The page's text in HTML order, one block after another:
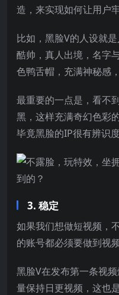
造，来实现如何让用户牢
比如，黑脸V的人设就
酷帅，真人出境，名字
色鸭舌帽，充满神秘感
最重要的一点是，看不
黑，这样充满奇幻色彩
毕竟黑脸的IP很有辨识度
3. 稳定
如果我们想做短视频，
的账号都必须要做到视
黑脸V在发布第一条视
量保持日更视频，这也